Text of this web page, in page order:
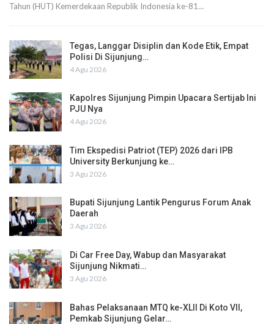
Tahun (HUT) Kemerdekaan Republik Indonesia ke-81…
Tegas, Langgar Disiplin dan Kode Etik, Empat
Polisi Di Sijunjung…
4 Agu 2026
Kapolres Sijunjung Pimpin Upacara Sertijab Ini
PJU Nya
4 Agu 2026
Tim Ekspedisi Patriot (TEP) 2026 dari IPB
University Berkunjung ke…
3 Agu 2026
Bupati Sijunjung Lantik Pengurus Forum Anak
Daerah
3 Agu 2026
Di Car Free Day, Wabup dan Masyarakat
Sijunjung Nikmati…
3 Agu 2026
Bahas Pelaksanaan MTQ ke-XLII Di Koto VII,
Pemkab Sijunjung Gelar…